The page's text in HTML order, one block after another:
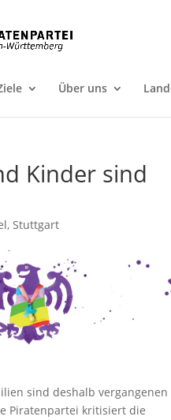
Über uns
Kinder sind
,Stuttgart
sind deshalb vergangenen
Piratenpartei kritisiert die